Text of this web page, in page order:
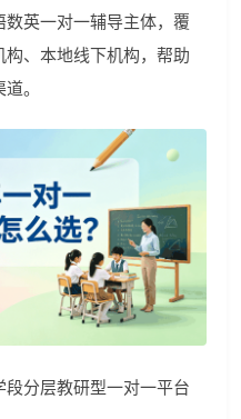
英一对一辅导主体，覆
、本地线下机构，帮助
。
分层教研型一对一平台